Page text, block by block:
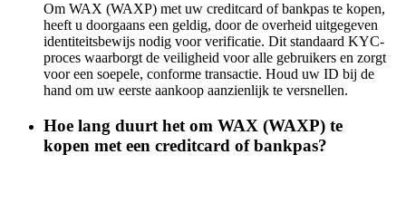
Om WAX (WAXP) met uw creditcard of bankpas te kopen,
heeft u doorgaans een geldig, door de overheid uitgegeven
identiteitsbewijs nodig voor verificatie. Dit standaard KYC-
proces waarborgt de veiligheid voor alle gebruikers en zorgt
voor een soepele, conforme transactie. Houd uw ID bij de
hand om uw eerste aankoop aanzienlijk te versnellen.
Hoe lang duurt het om WAX (WAXP) te
kopen met een creditcard of bankpas?